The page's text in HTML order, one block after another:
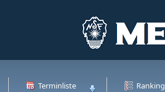
Terminliste Ranking